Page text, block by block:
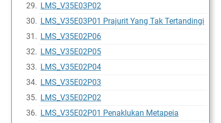
LMS_V35E03P02
LMS_V35E03P01 Prajurit Yang Tak Tertandingi
LMS_V35E02P06
LMS_V35E02P05
LMS_V35E02P04
LMS_V35E02P03
LMS_V35E02P02
LMS_V35E02P01 Penaklukan Metapeia